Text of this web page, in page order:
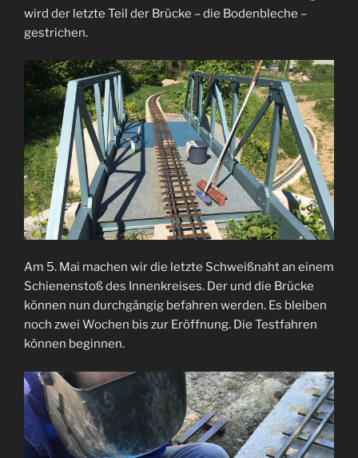
wird der letzte Teil der Brücke – die Bodenbleche –
gestrichen.
Am 5. Mai machen wir die letzte Schweißnaht an einem
Schienenstoß des Innenkreises. Der und die Brücke
können nun durchgängig befahren werden. Es bleiben
noch zwei Wochen bis zur Eröffnung. Die Testfahren
können beginnen.